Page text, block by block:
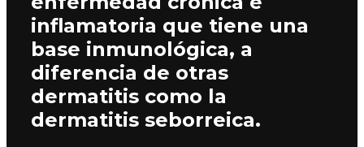
inflamatoria que tiene una
base inmunológica, a
diferencia de otras
dermatitis como la
dermatitis seborreica.